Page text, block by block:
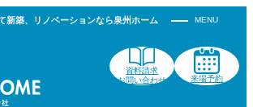
新築、リノベーションなら泉州ホーム
資料請求
お問い合わせ
来場予約